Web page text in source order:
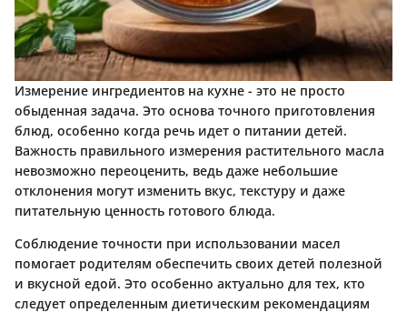
Измерение ингредиентов на кухне - это не просто
обыденная задача. Это основа точного приготовления
блюд, особенно когда речь идет о питании детей.
Важность правильного измерения растительного масла
невозможно переоценить, ведь даже небольшие
отклонения могут изменить вкус, текстуру и даже
питательную ценность готового блюда.
Соблюдение точности при использовании масел
помогает родителям обеспечить своих детей полезной
и вкусной едой. Это особенно актуально для тех, кто
следует определенным диетическим рекомендациям